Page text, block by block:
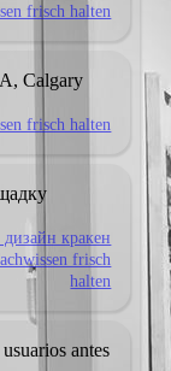
frisch halten
Calgary
frisch halten
кракен
frisch
halten
antes